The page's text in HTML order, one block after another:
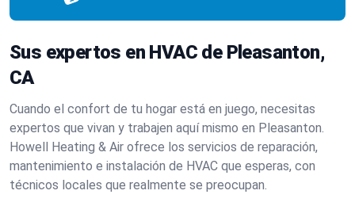
Sus expertos en HVAC de Pleasanton,
CA
Cuando el confort de tu hogar está en juego, necesitas
expertos que vivan y trabajen aquí mismo en Pleasanton.
Howell Heating & Air ofrece los servicios de reparación,
mantenimiento e instalación de HVAC que esperas, con
técnicos locales que realmente se preocupan.